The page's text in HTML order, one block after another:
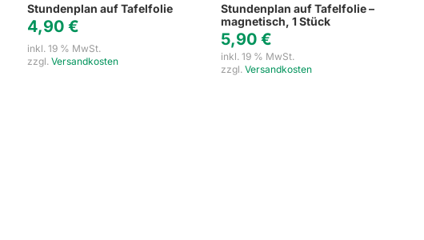
Stundenplan auf Tafelfolie
4,90€
inkl. 19 % MwSt.
zzgl.Versandkosten
Stundenplan auf Tafelfolie –
magnetisch, 1 Stück
5,90€
inkl. 19 % MwSt.
zzgl.Versandkosten